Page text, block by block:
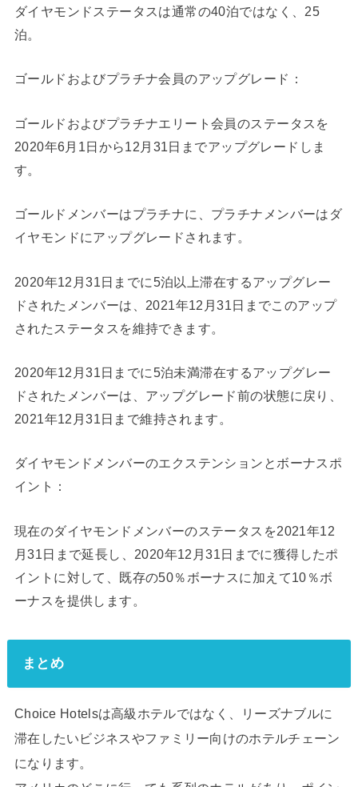
ダイヤモンドステータスは通常の40泊ではなく、25
泊。
ゴールドおよびプラチナ会員のアップグレード：
ゴールドおよびプラチナエリート会員のステータスを
2020年6月1日から12月31日までアップグレードしま
す。
ゴールドメンバーはプラチナに、プラチナメンバーはダ
イヤモンドにアップグレードされます。
2020年12月31日までに5泊以上滞在するアップグレー
ドされたメンバーは、2021年12月31日までこのアップ
されたステータスを維持できます。
2020年12月31日までに5泊未満滞在するアップグレー
ドされたメンバーは、アップグレード前の状態に戻り、
2021年12月31日まで維持されます。
ダイヤモンドメンバーのエクステンションとボーナスポ
イント：
現在のダイヤモンドメンバーのステータスを2021年12
月31日まで延長し、2020年12月31日までに獲得したポ
イントに対して、既存の50％ボーナスに加えて10％ボ
ーナスを提供します。
まとめ
Choice Hotelsは高級ホテルではなく、リーズナブルに
滞在したいビジネスやファミリー向けのホテルチェーン
になります。